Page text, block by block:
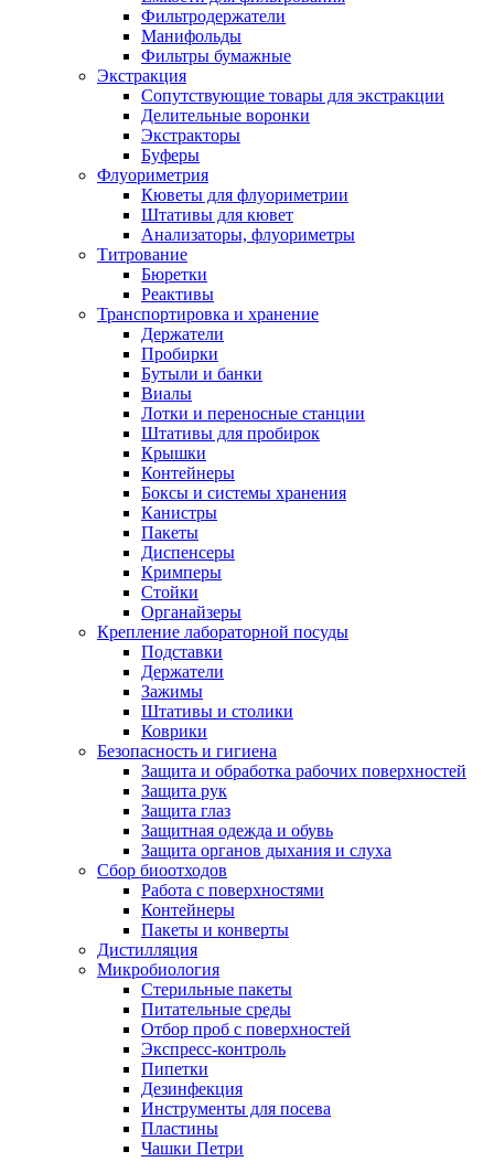
Фильтродержатели
Манифольды
Фильтры бумажные
Экстракция
Сопутствующие товары для экстракции
Делительные воронки
Экстракторы
Буферы
Флуориметрия
Кюветы для флуориметрии
Штативы для кювет
Анализаторы, флуориметры
Титрование
Бюретки
Реактивы
Транспортировка и хранение
Держатели
Пробирки
Бутыли и банки
Виалы
Лотки и переносные станции
Штативы для пробирок
Крышки
Контейнеры
Боксы и системы хранения
Канистры
Пакеты
Диспенсеры
Кримперы
Стойки
Органайзеры
Крепление лабораторной посуды
Подставки
Держатели
Зажимы
Штативы и столики
Коврики
Безопасность и гигиена
Защита и обработка рабочих поверхностей
Защита рук
Защита глаз
Защитная одежда и обувь
Защита органов дыхания и слуха
Сбор биоотходов
Работа с поверхностями
Контейнеры
Пакеты и конверты
Дистилляция
Микробиология
Стерильные пакеты
Питательные среды
Отбор проб с поверхностей
Экспресс-контроль
Пипетки
Дезинфекция
Инструменты для посева
Пластины
Чашки Петри